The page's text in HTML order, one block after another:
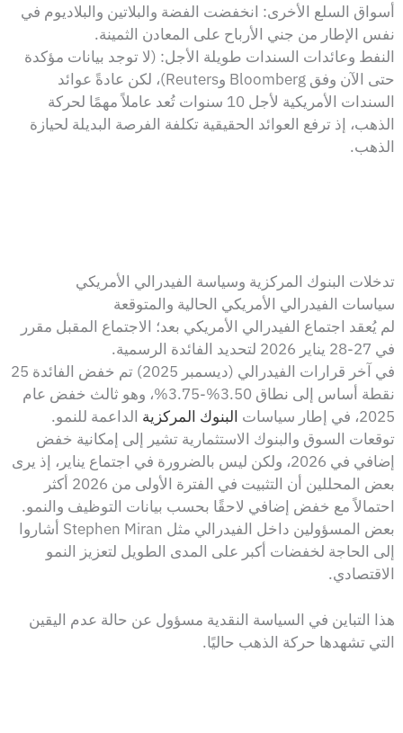
أسواق السلع الأخرى: انخفضت الفضة والبلاتين والبلاديوم في
نفس الإطار من جني الأرباح على المعادن الثمينة.
النفط وعائدات السندات طويلة الأجل: (لا توجد بيانات مؤكدة
حتى الآن وفق Bloomberg وReuters)، لكن عادةً عوائد
السندات الأمريكية لأجل 10 سنوات تُعد عاملاً مهمًا لحركة
الذهب، إذ ترفع العوائد الحقيقية تكلفة الفرصة البديلة لحيازة
الذهب.
تدخلات البنوك المركزية وسياسة الفيدرالي الأمريكي
سياسات الفيدرالي الأمريكي الحالية والمتوقعة
لم يُعقد اجتماع الفيدرالي الأمريكي بعد؛ الاجتماع المقبل مقرر
في 27-28 يناير 2026 لتحديد الفائدة الرسمية.
في آخر قرارات الفيدرالي (ديسمبر 2025) تم خفض الفائدة 25
نقطة أساس إلى نطاق 3.50%-3.75%، وهو ثالث خفض عام
2025، في إطار سياسات
البنوك المركزية الداعمة للنمو.
توقعات السوق والبنوك الاستثمارية تشير إلى إمكانية خفض
إضافي في 2026، ولكن ليس بالضرورة في اجتماع يناير، إذ يرى
بعض المحللين أن التثبيت في الفترة الأولى من 2026 أكثر
احتمالاً مع خفض إضافي لاحقًا بحسب بيانات التوظيف والنمو.
بعض المسؤولين داخل الفيدرالي مثل Stephen Miran أشاروا
إلى الحاجة لخفضات أكبر على المدى الطويل لتعزيز النمو
الاقتصادي.
هذا التباين في السياسة النقدية مسؤول عن حالة عدم اليقين
التي تشهدها حركة الذهب حاليًا.